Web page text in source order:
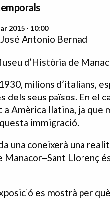
2015 - 10:00
Antonio Bernad
d’Història de
milions d’italians,
dels seus països. En el
a Amèrica llatina, ja que
immigració.
una coneixerà una
Manacor‒Sant Llorenç
es mostrà per